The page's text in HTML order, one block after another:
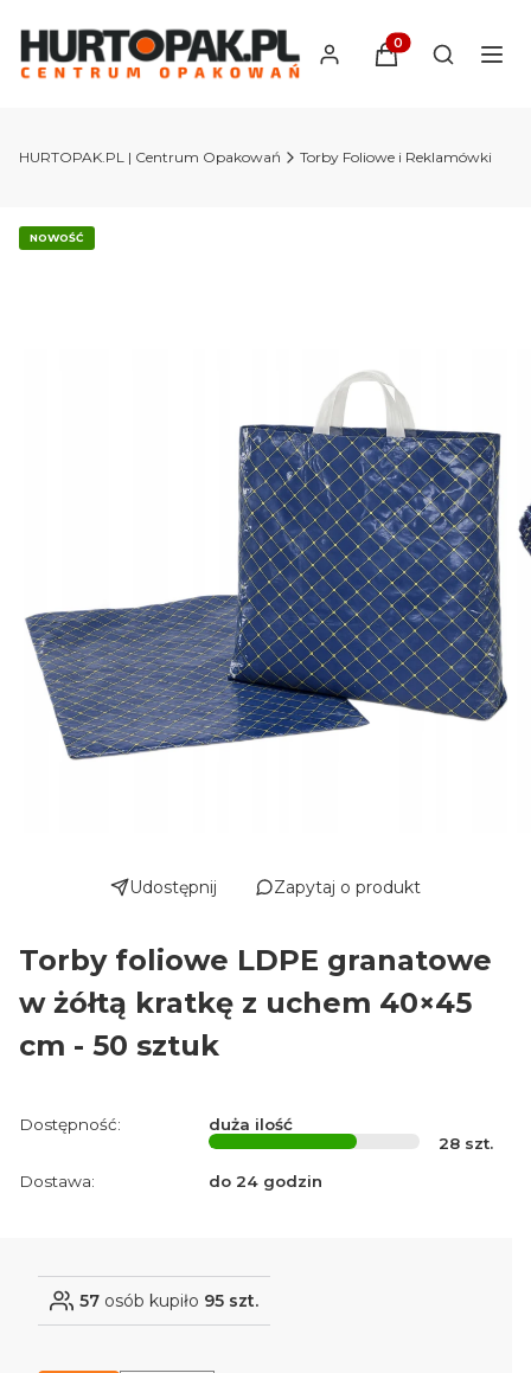
Produkty w
Otwórz
HURTOPAK.PL | Centrum Opakowań Torby Foliowe i Reklamówki
NOWOŚĆ
Udostępnij Zapytaj o produkt
Torby foliowe LDPE granatowe
w żółtą kratkę z uchem 40×45
cm - 50 sztuk
Dostępność:
duża ilość
28 szt.
Dostawa:
do 24 godzin
57 osób kupiło 95 szt.